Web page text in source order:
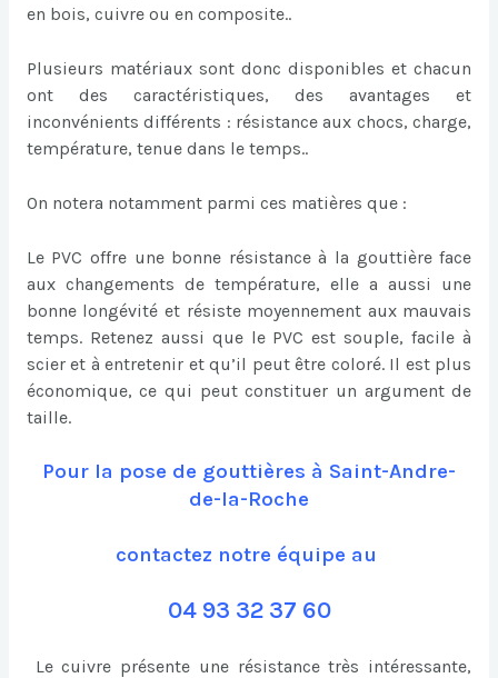
en bois, cuivre ou en composite..
Plusieurs matériaux sont donc disponibles et chacun
ont des caractéristiques, des avantages et
inconvénients différents : résistance aux chocs, charge,
température, tenue dans le temps..
On notera notamment parmi ces matières que :
Le PVC offre une bonne résistance à la gouttière face
aux changements de température, elle a aussi une
bonne longévité et résiste moyennement aux mauvais
temps. Retenez aussi que le PVC est souple, facile à
scier et à entretenir et qu’il peut être coloré. Il est plus
économique, ce qui peut constituer un argument de
taille.
Pour la pose de gouttières à Saint-Andre-
de-la-Roche
contactez notre équipe au
04 93 32 37 60
Le cuivre présente une résistance très intéressante,